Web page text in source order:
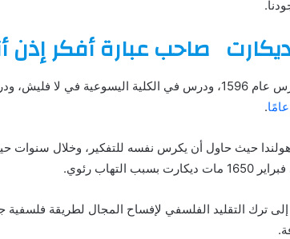
صاحب عبارة أفكر إذن
ولد رينيه ديكارت في 31 مارس عام 1596، ودرس في الكلية
.
حيث حاول أن يكرس نفسه للتفكير، وخلال سنوات
رئوي.
ترك التقليد الفلسفي لإفساح المجال لطريقة فلسفية